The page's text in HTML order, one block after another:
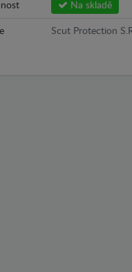
Na skladě
Scut Protection